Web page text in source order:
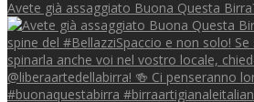
Avete già assaggiato Buona Questa